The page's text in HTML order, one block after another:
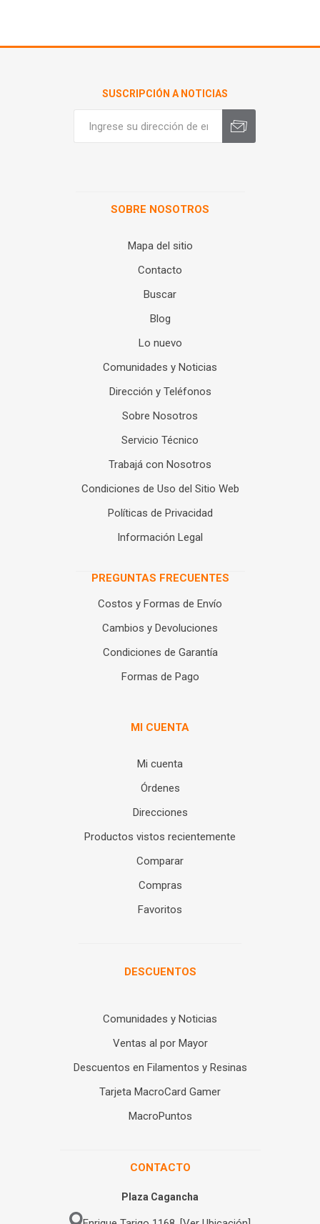
SUSCRIPCIÓN A NOTICIAS
SOBRE NOSOTROS
Mapa del sitio
Contacto
Buscar
Blog
Lo nuevo
Comunidades y Noticias
Dirección y Teléfonos
Sobre Nosotros
Servicio Técnico
Trabajá con Nosotros
Condiciones de Uso del Sitio Web
Políticas de Privacidad
Información Legal
PREGUNTAS FRECUENTES
Costos y Formas de Envío
Cambios y Devoluciones
Condiciones de Garantía
Formas de Pago
MI CUENTA
Mi cuenta
Órdenes
Direcciones
Productos vistos recientemente
Comparar
Compras
Favoritos
DESCUENTOS
Comunidades y Noticias
Ventas al por Mayor
Descuentos en Filamentos y Resinas
Tarjeta MacroCard Gamer
MacroPuntos
CONTACTO
Plaza Cagancha